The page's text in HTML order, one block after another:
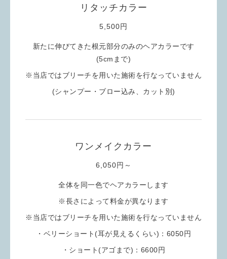
リタッチカラー
5,500円
新たに伸びてきた根元部分のみのヘアカラーです
(5cmまで)
※当店ではブリーチを用いた施術を行なっていません
(シャンプー・ブロー込み、カット別)
ワンメイクカラー
6,050円～
全体を同一色でヘアカラーします
※長さによって料金が異なります
※当店ではブリーチを用いた施術を行なっていません
・ベリーショート(耳が見えるくらい)：6050円
・ショート(アゴまで)：6600円